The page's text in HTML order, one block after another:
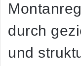
durch
und